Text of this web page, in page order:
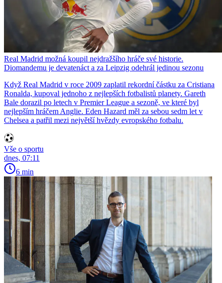
Real Madrid možná koupil nejdražšího hráče své historie.
Diomandemu je devatenáct a za Leipzig odehrál jedinou sezonu
Když Real Madrid v roce 2009 zaplatil rekordní částku za Cristiana
Ronalda, kupoval jednoho z nejlepších fotbalistů planety. Gareth
Bale dorazil po letech v Premier League a sezoně, ve které byl
nejlepším hráčem Anglie. Eden Hazard měl za sebou sedm let v
Chelsea a patřil mezi největší hvězdy evropského fotbalu.
Vše o sportu
dnes, 07:11
6 min